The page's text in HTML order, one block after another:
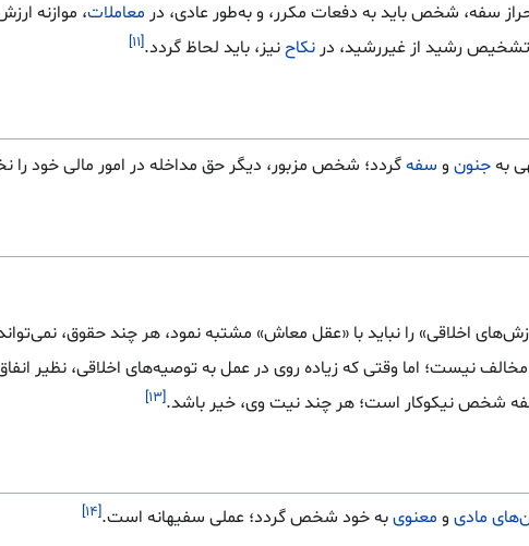
سفه، شخص باید به دفعات مکرر، و به‌طور عادی، در معاملات، موازنه
رشید از غیررشید، درنکاحنیز، باید لحاظ گردد.[۱۱]
بهجنون و سفهگردد؛ شخص مزبور، دیگر حق مداخله در امور مالی خود را
اخلاقی» را نباید با «عقل معاش» مشتبه نمود، هر چند حقوق،
نیست؛ اما وقتی که زیاده روی در عمل به توصیه‌های اخلاقی، نظیر
سفه شخص نیکوکار است؛ هر چند نیت وی، خیر باشد.[۱۳]
مادیو معنویبه خود شخص گردد؛ عملی سفیهانه است.[۱۴]